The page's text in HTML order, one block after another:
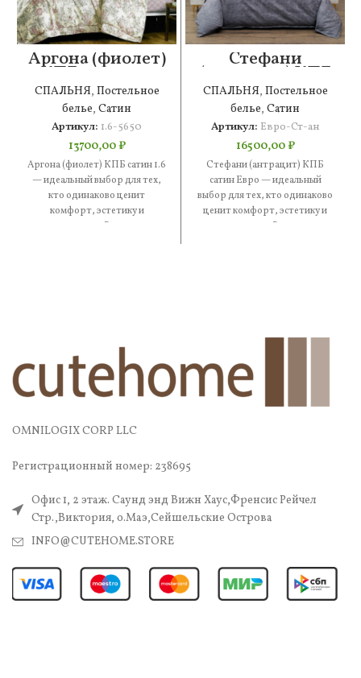
Аргона (фиолет)
КПБ сатин 1.6
СПАЛЬНЯ, Постельное
белье, Сатин
Артикул: 1.6-5650
13700,00₽
Аргона (фиолет) КПБ сатин 1.6
— идеальный выбор для тех,
кто одинаково ценит
комфорт, эстетику и
практичность. В составе —
Стефани
(антрацит) КПБ
сатин Евро
СПАЛЬНЯ, Постельное
белье, Сатин
Артикул: Евро-Ст-ан
16500,00₽
Стефани (антрацит) КПБ
сатин Евро — идеальный
выбор для тех, кто одинаково
ценит комфорт, эстетику и
практичность. В составе —
OMNILOGIX CORP LLC
Регистрационный номер: 238695
Офис 1, 2 этаж. Саунд энд Вижн Хаус,Френсис Рейчел
Стр.,Виктория, о.Маэ,Сейшельские Острова
INFO@CUTEHOME.STORE